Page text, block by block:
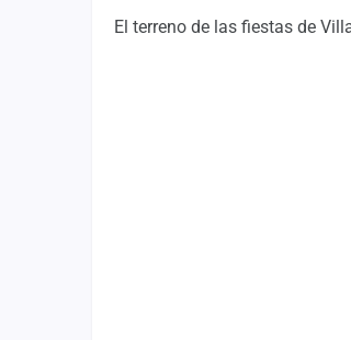
El terreno de las fiestas de